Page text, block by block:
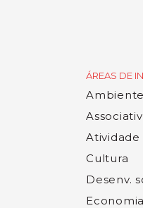
ÁREAS DE
Ambiente
Atividade
Cultura
Desenv.
Economia